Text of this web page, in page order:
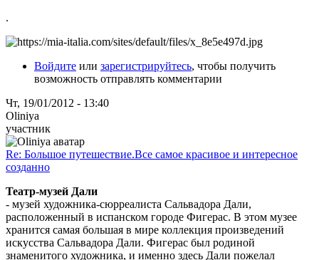
.
Войдите или зарегистрируйтесь, чтобы получить
возможность отправлять комментарии
Чт, 19/01/2012 - 13:40
Oliniya
участник
Re: Большое путешествие.Все самое красивое и интересное
созданно
Театр-музей Дали
- музей художника-сюрреалиста Сальвадора Дали,
расположенный в испанском городе Фигерас. В этом музее
хранится самая большая в мире коллекция произведений
искусства Сальвадора Дали. Фигерас был родиной
знаменитого художника, и именно здесь Дали пожелал